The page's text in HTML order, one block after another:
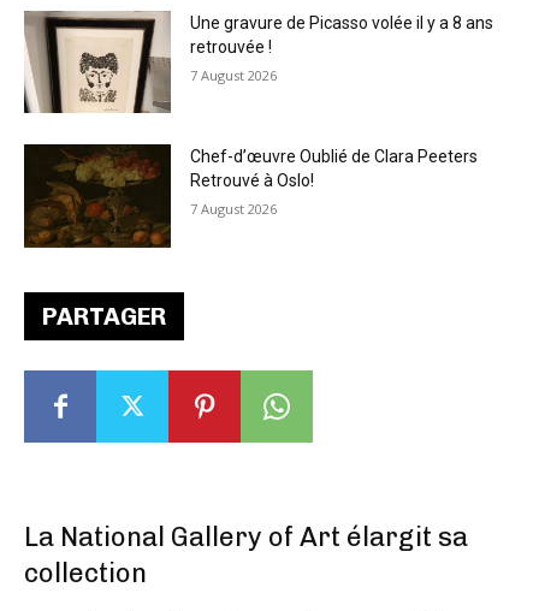
PARTAGER
La National Gallery of Art élargit sa
collection
Une gravure de Picasso volée il y a 8 ans
retrouvée !
7 August 2026
Chef-d’œuvre Oublié de Clara Peeters
Retrouvé à Oslo!
7 August 2026